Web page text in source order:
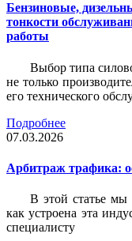
Бензиновые,
тонкости
работы
Выбор типа
не только
его технического
Подробнее
07.03.2026
Арбитраж трафика:
В этой статье мы
как устроена эта
специалисту